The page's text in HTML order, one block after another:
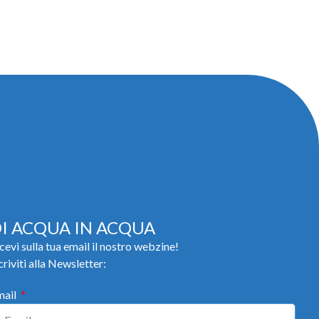
ACQUA IN ACQUA
sulla tua email il nostro webzine!
alla Newsletter: